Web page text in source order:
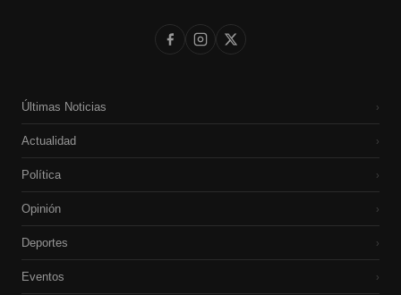
Últimas Noticias ›
Actualidad ›
Política ›
Opinión ›
Deportes ›
Eventos ›